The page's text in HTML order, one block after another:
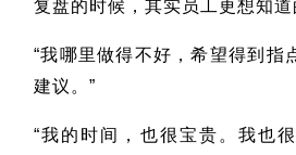
复盘的时候，其实员工更想知道
“我哪里做得不好，希望得到指
建议。”
“我的时间，也很宝贵。我也